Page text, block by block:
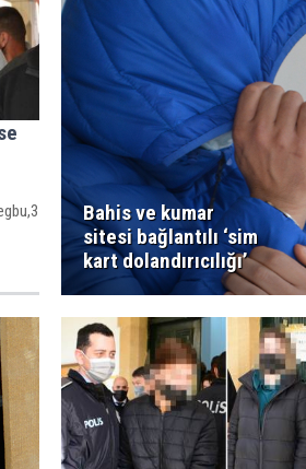
Bahis ve kumar
sitesi bağlantılı ‘sim
kart dolandırıcılığı’